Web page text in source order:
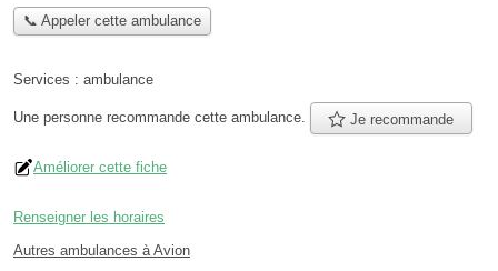
📞 Appeler cette ambulance
Services : ambulance
Une personne recommande cette ambulance. Je recommande
Améliorer cette fiche
Renseigner les horaires
Autres ambulances à Avion